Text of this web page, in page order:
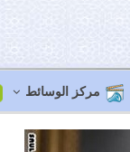
مركز الوسائط